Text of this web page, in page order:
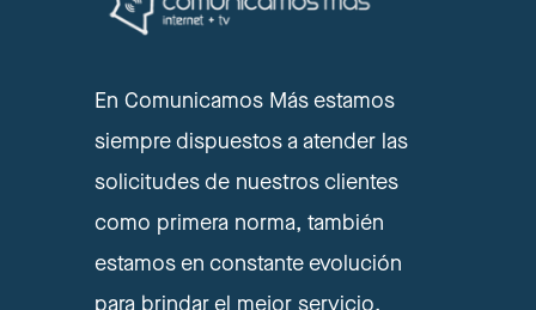
En Comunicamos Más estamos
siempre dispuestos a atender las
solicitudes de nuestros clientes
como primera norma, también
estamos en constante evolución
para brindar el mejor servicio.